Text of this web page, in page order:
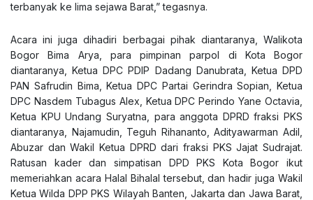
terbanyak ke lima sejawa Barat,” tegasnya.
Acara ini juga dihadiri berbagai pihak diantaranya, Walikota
Bogor Bima Arya, para pimpinan parpol di Kota Bogor
diantaranya, Ketua DPC PDIP Dadang Danubrata, Ketua DPD
PAN Safrudin Bima, Ketua DPC Partai Gerindra Sopian, Ketua
DPC Nasdem Tubagus Alex, Ketua DPC Perindo Yane Octavia,
Ketua KPU Undang Suryatna, para anggota DPRD fraksi PKS
diantaranya, Najamudin, Teguh Rihananto, Adityawarman Adil,
Abuzar dan Wakil Ketua DPRD dari fraksi PKS Jajat Sudrajat.
Ratusan kader dan simpatisan DPD PKS Kota Bogor ikut
memeriahkan acara Halal Bihalal tersebut, dan hadir juga Wakil
Ketua Wilda DPP PKS Wilayah Banten, Jakarta dan Jawa Barat,